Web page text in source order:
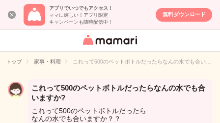
アプリでいつでもアクセス！
ママに嬉しい！アプリ限定
キャンペーンも随時配信中！
無料ダウンロード
女性専用匿名QA
イト
トップ 家事・料理 これって500のペットボトルだったらなんの水でも合い…
これって500のペットボトルだったらなんの水でも合
いますか?
これって500のペットボトルだったら
なんの水でも合いますか？？